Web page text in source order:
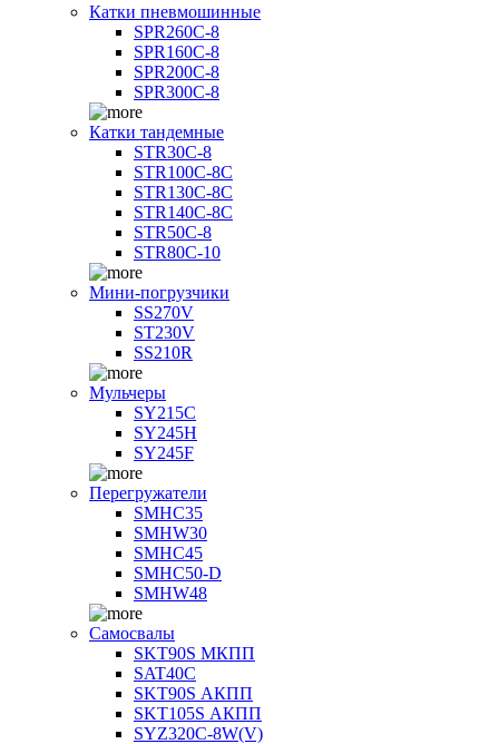
Катки пневмошинные
SPR260C-8
SPR160C-8
SPR200C-8
SPR300C-8
Катки тандемные
STR30C-8
STR100C-8С
STR130C-8С
STR140C-8С
STR50C-8
STR80C-10
Мини-погрузчики
SS270V
ST230V
SS210R
Мульчеры
SY215C
SY245H
SY245F
Перегружатели
SMHC35
SMHW30
SMHC45
SMHC50-D
SMHW48
Самосвалы
SKT90S МКПП
SAT40C
SKT90S АКПП
SKT105S АКПП
SYZ320C-8W(V)